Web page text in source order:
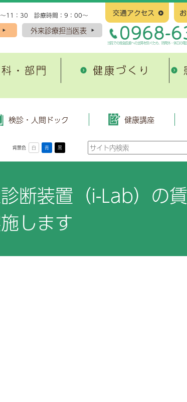
11：30 診療時間：9：00～
外来診療担当医表
当院での救急医療への支障を防ぐため、時間外・休日の電
者図書室
健康管理センター
種設備
地内禁煙のお知らせ
取り組み
はじめに
スケジュー
進捗状況、
ん診療
急性心筋梗塞診療
当院の取り
有明緩和ケ
緩和ケア研
有明緩和ケ
・部門
急科
整形外科
放射線治療
合診療科
形成外科
鼻咽喉科
病理診断科
放射線技術科
臨
健康づくり
間ドック
糖尿病教育
尿病教育入院
協会けんぽ
心
来診療・検査予約受付
患者サポート窓口
有明地域医療
がん相談支
検診・人間ドック 健康講座
背景色 白 青 黒
断装置（i-Lab）の
します